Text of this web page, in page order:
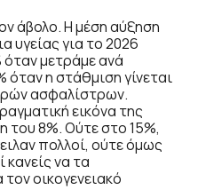
άβολο. Η μέση αύξηση
υγείας για το 2026
μετράμε ανά
όταν η στάθμιση γίνεται
ασφαλίστρων.
εικόνα της
του 8%. Ούτε στο 15%,
πολλοί, ούτε όμως
να τα
οικογενειακό